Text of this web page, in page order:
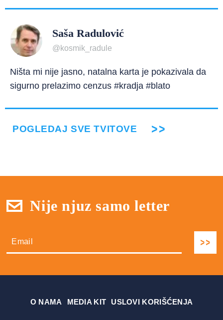
Saša Radulović
@kosmik_radule
Ništa mi nije jasno, natalna karta je pokazivala da
sigurno prelazimo cenzus #kradja #blato
POGLEDAJ SVE TVITOVE
Nije njuz samo letter
О NAMA MEDIA KIT USLOVI KORIŠĆENJA